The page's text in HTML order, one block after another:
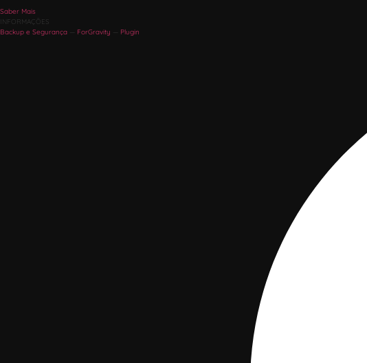
Saber Mais
INFORMAÇÕES
Backup e Segurança
ForGravity Plugin